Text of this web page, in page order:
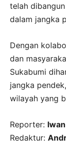
telah
dalam jangka
Dengan
dan
Sukabumi
jangka
wilayah yang
Reporter: Iwan
Redaktur: